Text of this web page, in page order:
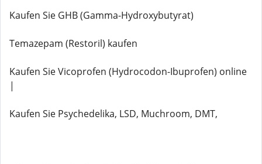
Kaufen Sie GHB (Gamma-Hydroxybutyrat)
Temazepam (Restoril) kaufen
Kaufen Sie Vicoprofen (Hydrocodon-Ibuprofen) online
|
Kaufen Sie Psychedelika, LSD, Muchroom, DMT,